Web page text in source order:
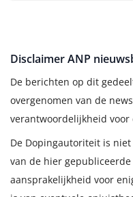
Disclaimer ANP
De berichten op dit
overgenomen van de
verantwoordelijkheid
De Dopingautoriteit is
van de hier
aansprakelijkheid voor